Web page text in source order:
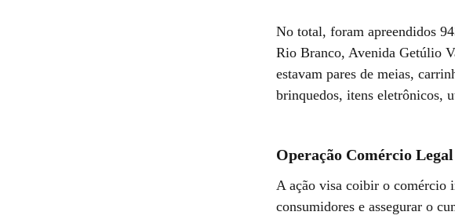
No total, foram apreendidos
Rio Branco, Avenida Getúlio
estavam pares de meias,
brinquedos, itens eletrônicos,
Operação Comércio Legal
A ação visa coibir o comércio
consumidores e assegurar o